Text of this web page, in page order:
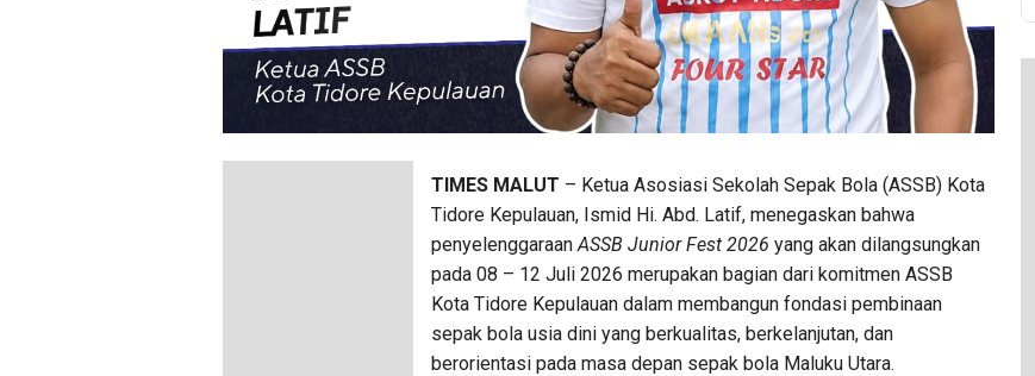
TIMES MALUT – Ketua Asosiasi Sekolah Sepak Bola (ASSB) Kota
Tidore Kepulauan, Ismid Hi. Abd. Latif, menegaskan bahwa
penyelenggaraanASSB Junior Fest 2026 yang akan dilangsungkan
pada 08 – 12 Juli 2026 merupakan bagian dari komitmen ASSB
Kota Tidore Kepulauan dalam membangun fondasi pembinaan
sepak bola usia dini yang berkualitas, berkelanjutan, dan
berorientasi pada masa depan sepak bola Maluku Utara.